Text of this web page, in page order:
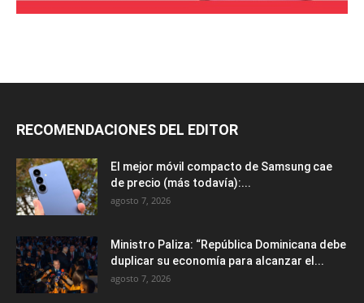
RECOMENDACIONES DEL EDITOR
El mejor móvil compacto de Samsung cae
de precio (más todavía):...
agosto 7, 2026
Ministro Paliza: “República Dominicana debe
duplicar su economía para alcanzar el...
agosto 7, 2026